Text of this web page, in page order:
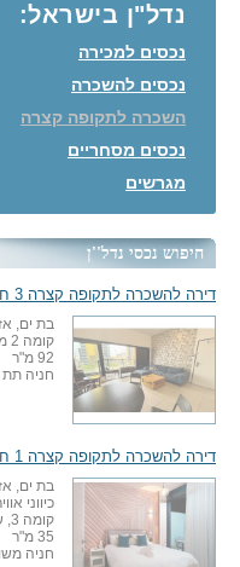
נדל"ן בישראל:
נכסים למכירה
נכסים להשכרה
השכרה לתקופה קצרה
נכסים מסחריים
מגרשים
חיפוש נכסי נדל''ן
דירה להשכרה לתקופה קצרה 3 חדרים 431$ ללילה
בת ים, אזור
קומה 2 מתוך 35, נוף לעיר, שטח דירה
92 מ"ר
חניה
דירה להשכרה לתקופה קצרה 1 חדר 249$ ללילה
בת ים,
כיווני
קומה 3, שטח דירה
35 מ"ר
חניה